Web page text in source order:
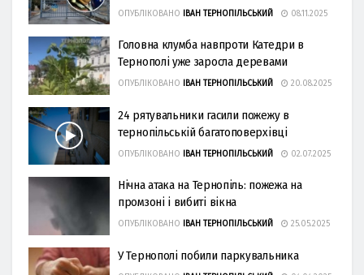
ОПУБЛІКОВАНО ІВАН ТЕРНОПІЛЬСЬКИЙ 08.11.2025
Головна клумба навпроти Катедри в
Тернополі уже заросла деревами
ОПУБЛІКОВАНО ІВАН ТЕРНОПІЛЬСЬКИЙ 20.08.2025
24 рятувальники гасили пожежу в
тернопільській багатоповерхівці
ОПУБЛІКОВАНО ІВАН ТЕРНОПІЛЬСЬКИЙ 02.07.2025
Нічна атака на Тернопіль: пожежа на
промзоні і вибиті вікна
ОПУБЛІКОВАНО ІВАН ТЕРНОПІЛЬСЬКИЙ 25.05.2025
У Тернополі побили паркувальника